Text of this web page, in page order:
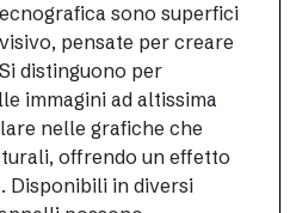
sono superfici
pensate per creare
distinguono per
immagini ad altissima
nelle grafiche che
offrendo un effetto
Disponibili in diversi